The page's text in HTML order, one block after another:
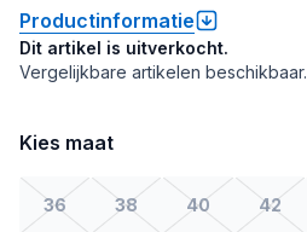
Productinformatie
Dit artikel is uitverkocht.
Vergelijkbare artikelen beschikbaar.
Kies maat
36 38 40 42